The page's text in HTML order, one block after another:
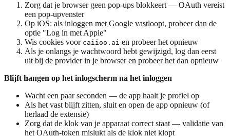
Zorg dat je browser geen pop-ups blokkeert — OAuth vereist
een pop-upvenster
Op iOS: als inloggen met Google vastloopt, probeer dan de
optie "Log in met Apple"
Wis cookies voor caiioo.ai en probeer het opnieuw
Als je onlangs je wachtwoord hebt gewijzigd, log dan eerst
uit bij de provider in je browser en probeer het dan opnieuw
Blijft hangen op het inlogscherm na het inloggen
Wacht een paar seconden — de app haalt je profiel op
Als het vast blijft zitten, sluit en open de app opnieuw (of
herlaad de extensie)
Zorg dat de klok van je apparaat correct staat — validatie van
het OAuth-token mislukt als de klok niet klopt